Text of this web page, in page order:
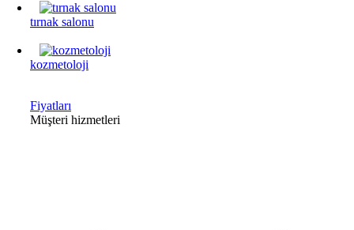
tırnak salonu
kozmetoloji
Fiyatları
Müşteri hizmetleri